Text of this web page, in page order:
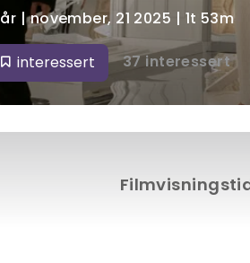
| november, 21 2025 | 1t 53m
interessert 37 interessert